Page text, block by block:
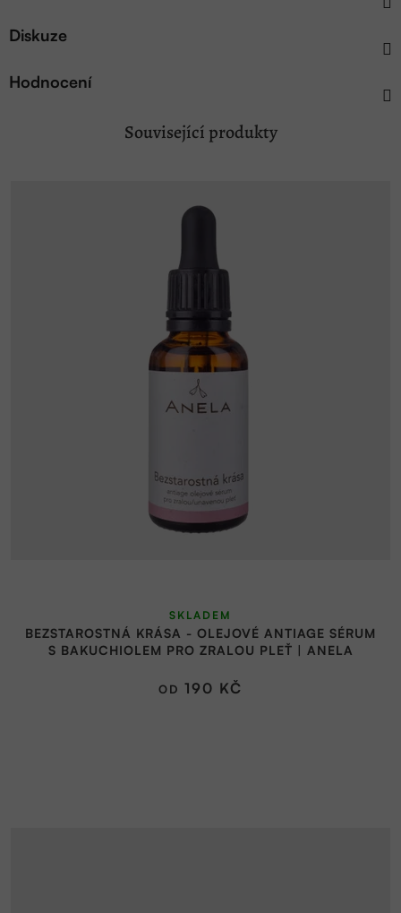
Diskuze
Hodnocení
Související produkty
BEZSTAROSTNÁ KRÁSA - OLEJOVÉ ANTIAGE SÉRUM
S BAKUCHIOLEM PRO ZRALOU PLEŤ | ANELA
SKLADEM
OD 190 KČ